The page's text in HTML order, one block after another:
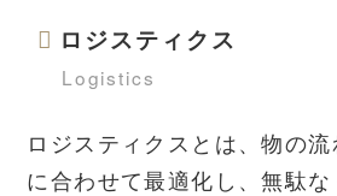
ロジスティクス
Logistics
ロジスティクスとは、物の
に合わせて最適化し、無駄